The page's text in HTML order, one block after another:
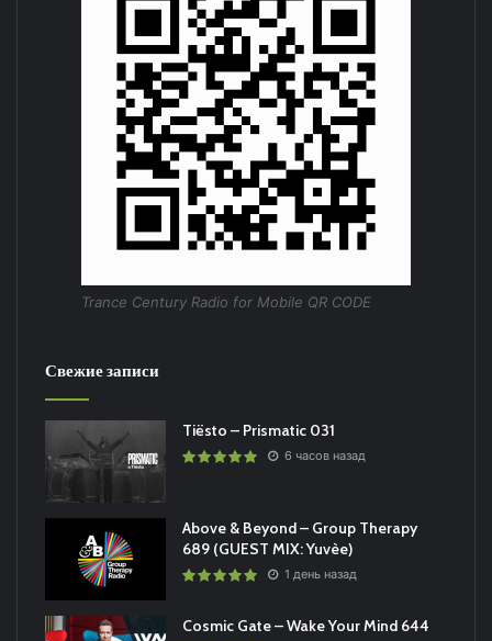
Trance Century Radio for Mobile QR CODE
Свежие записи
Tiësto – Prismatic 031
6 часов назад
Above & Beyond – Group Therapy
689 (GUEST MIX: Yuvèe)
1 день назад
Cosmic Gate – Wake Your Mind 644